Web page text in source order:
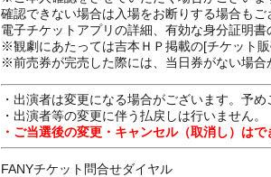
確認できない場合は入場をお断りする場合もご
電子チケットアプリの詳細、有効な身分証明
※観劇にあたっては吉本ＨＰ掲載の[チケット販
※前売券が完売した際には、当日券がない場合
・出演者は変更になる場合がございます。予め
・出演者等の変更に伴う払戻しは行いません。
・ご当選後の変更・キャンセル（取消し）はで
FANYチケット問合せダイヤル